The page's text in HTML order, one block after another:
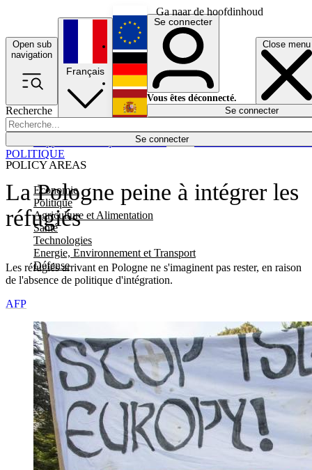
Ga naar de hoofdinhoud
Open sub
navigation
Close menu
Recherche
Se connecter
POLICY AREAS
Economie
Politique
Agriculture et Alimentation
Santé
Technologies
Energie, Environnement et Transport
Défense
Économie
Français
English
Deutsch
Español
Se connecter
Vous êtes déconnecté.
Se connecter
La Pologne peine à intégrer les
réfugiés
Les réfugiés arrivant en Pologne ne s'imaginent pas rester, en raison
de l'absence de politique d'intégration.
POLITIQUE
AFP